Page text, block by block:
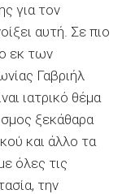
για τον
αυτή. Σε πιο
εκ των
Γαβριήλ
ιατρικό θέμα
ξεκάθαρα
και άλλο τα
όλες τις
την